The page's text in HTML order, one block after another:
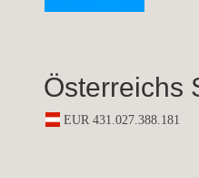
Österreichs